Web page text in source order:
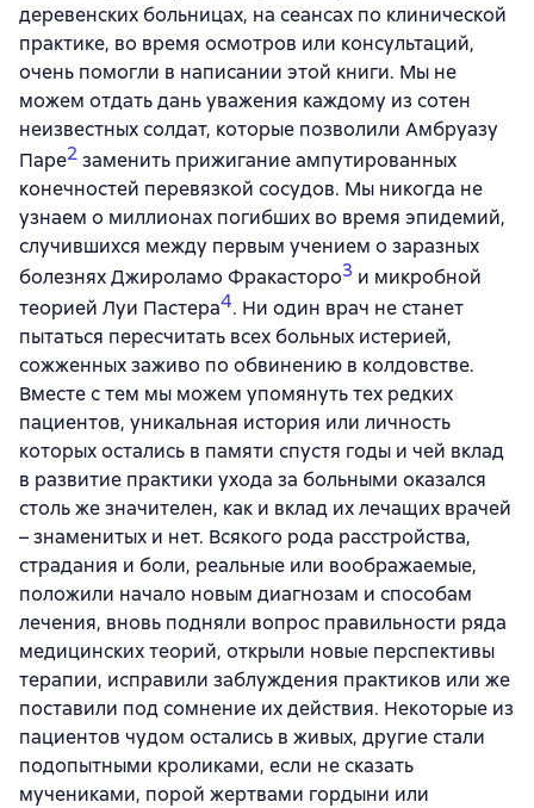
деревенских больницах, на сеансах по клинической
практике, во время осмотров или консультаций,
очень помогли в написании этой книги. Мы не
можем отдать дань уважения каждому из сотен
неизвестных солдат, которые позволили Амбруазу
Паре2заменить прижигание ампутированных
конечностей перевязкой сосудов. Мы никогда не
узнаем о миллионах погибших во время эпидемий,
случившихся между первым учением о заразных
болезнях Джироламо Фракасторо3 и микробной
теорией Луи Пастера4. Ни один врач не станет
пытаться пересчитать всех больных истерией,
сожженных заживо по обвинению в колдовстве.
Вместе с тем мы можем упомянуть тех редких
пациентов, уникальная история или личность
которых остались в памяти спустя годы и чей вклад
в развитие практики ухода за больными оказался
столь же значителен, как и вклад их лечащих врачей
– знаменитых и нет. Всякого рода расстройства,
страдания и боли, реальные или воображаемые,
положили начало новым диагнозам и способам
лечения, вновь подняли вопрос правильности ряда
медицинских теорий, открыли новые перспективы
терапии, исправили заблуждения практиков или же
поставили под сомнение их действия. Некоторые из
пациентов чудом остались в живых, другие стали
подопытными кроликами, если не сказать
мучениками, порой жертвами гордыни или